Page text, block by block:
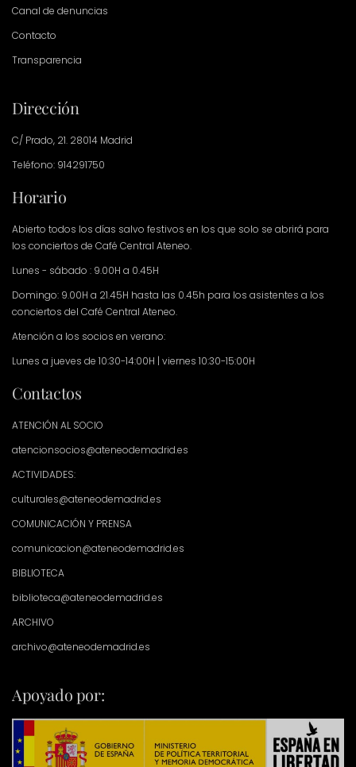
Canal de denuncias
Contacto
Transparencia
Dirección
C/ Prado, 21. 28014 Madrid
Teléfono: 914291750
Horario
Abierto todos los días salvo festivos en los que solo se abrirá para
los conciertos de Café Central Ateneo.
Lunes - sábado : 9.00H a 0.45H
Domingo: 9.00H a 21.45H hasta las 0.45h para los asistentes a los
conciertos del Café Central Ateneo.
Atención a los socios en verano:
Lunes a jueves de 10:30-14:00H | viernes 10:30-15:00H
Contactos
ATENCIÓN AL SOCIO
atencionsocios@ateneodemadrid.es
ACTIVIDADES:
culturales@ateneodemadrid.es
COMUNICACIÓN Y PRENSA
comunicacion@ateneodemadrid.es
BIBLIOTECA
biblioteca@ateneodemadrid.es
ARCHIVO
archivo@ateneodemadrid.es
Apoyado por: